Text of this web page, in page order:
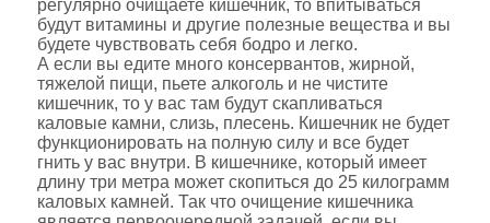
регулярно очищаете кишечник, то впитываться
будут витамины и другие полезные вещества и вы
будете чувствовать себя бодро и легко.
А если вы едите много консервантов, жирной,
тяжелой пищи, пьете алкоголь и не чистите
кишечник, то у вас там будут скапливаться
каловые камни, слизь, плесень. Кишечник не будет
функционировать на полную силу и все будет
гнить у вас внутри. В кишечнике, который имеет
длину три метра может скопиться до 25 килограмм
каловых камней. Так что очищение кишечника